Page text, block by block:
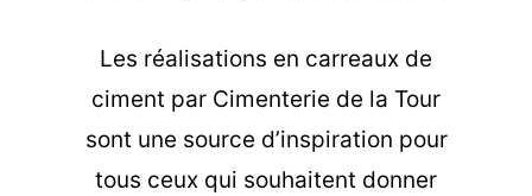
Les réalisations en carreaux de
ciment par Cimenterie de la Tour
sont une source d’inspiration pour
tous ceux qui souhaitent donner